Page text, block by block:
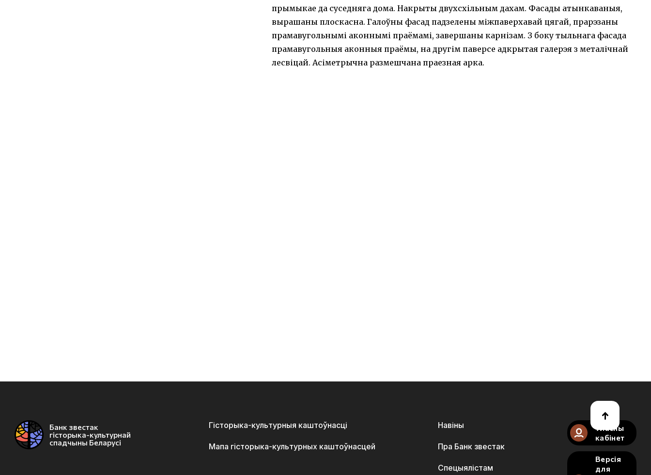
прымыкае да суседняга дома. Накрыты двухсхільным дахам. Фасады атынкаваныя,
вырашаны плоскасна. Галоўны фасад падзелены міжпаверхавай цягай, прарэзаны
прамавугольнымі аконнымі праёмамі, завершаны карнізам. З боку тыльнага фасада
прамавугольныя аконныя праёмы, на другім паверсе адкрытая галерэя з металічнай
лесвіцай. Асіметрычна размешчана праезная арка.
Банк звестак
гісторыка-культурнай
спадчыны Беларусі
Гісторыка-культурныя каштоўнасці
Мапа гісторыка-культурных каштоўнасцей
Навіны
Пра Банк звестак
Спецыялістам
Уласны
кабінет
Версія
для